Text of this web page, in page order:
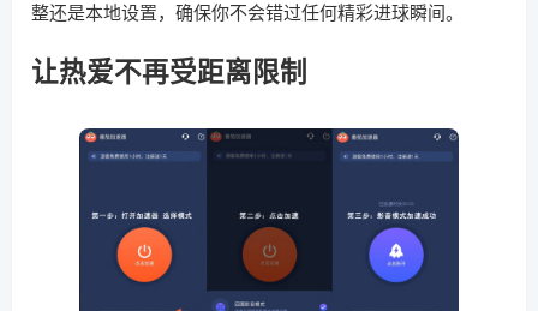
整还是本地设置，确保你不会错过任何精彩进球瞬间。
让热爱不再受距离限制